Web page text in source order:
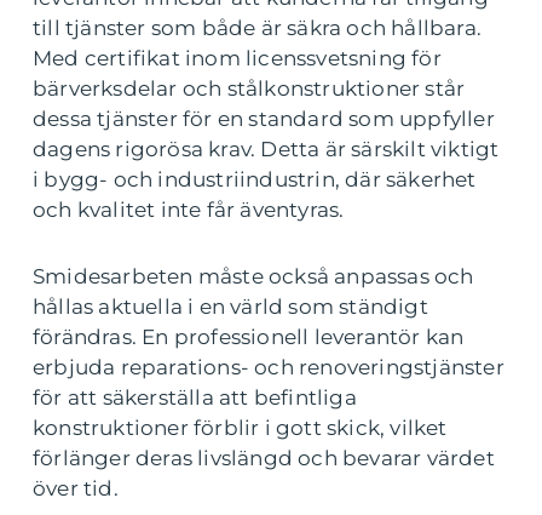
till tjänster som både är säkra och hållbara.
Med certifikat inom licenssvetsning för
bärverksdelar och stålkonstruktioner står
dessa tjänster för en standard som uppfyller
dagens rigorösa krav. Detta är särskilt viktigt
i bygg- och industriindustrin, där säkerhet
och kvalitet inte får äventyras.
Smidesarbeten måste också anpassas och
hållas aktuella i en värld som ständigt
förändras. En professionell leverantör kan
erbjuda reparations- och renoveringstjänster
för att säkerställa att befintliga
konstruktioner förblir i gott skick, vilket
förlänger deras livslängd och bevarar värdet
över tid.